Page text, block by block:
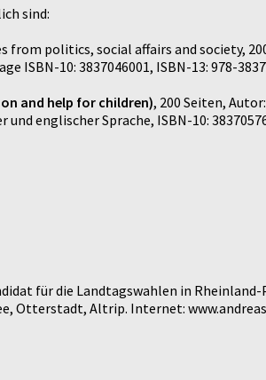
sind:
from politics, social affairs and society,
ISBN-10: 3837046001, ISBN-13: 978-
and help for children), 200 Seiten,
englischer Sprache, ISBN-10:
für die Landtagswahlen in Rheinland-
Otterstadt, Altrip. Internet: